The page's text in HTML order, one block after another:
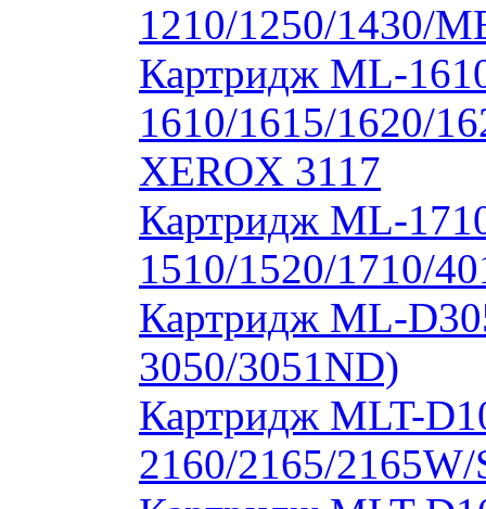
1210/1250/1430/
Картридж ML-
1610/1615/1620/
XEROX 3117
Картридж ML-
1510/1520/1710/
Картридж ML-
3050/3051ND)
Картридж MLT-
2160/2165/